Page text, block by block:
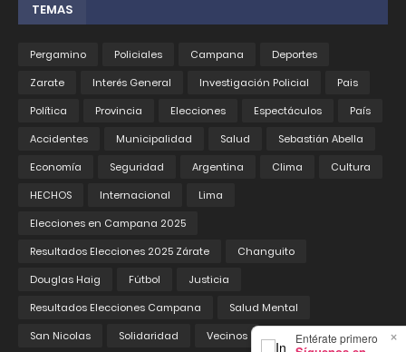
×
Entérate primero
TEMAS
Pergamino Policiales Campana
Deportes
Zarate
Interés General Investigación Policial
Pais
Política
Provincia Elecciones Espectáculos
País
Accidentes
Municipalidad Salud
Sebastián Abella
Economía
Seguridad Argentina Clima
Cultura
HECHOS
Internacional
Lima
Elecciones en Campana 2025
Resultados Elecciones 2025 Zárate
Changuito
Douglas Haig
Fútbol
Justicia
Resultados Elecciones Campana
Salud Mental
San Nicolas
Solidaridad Vecinos